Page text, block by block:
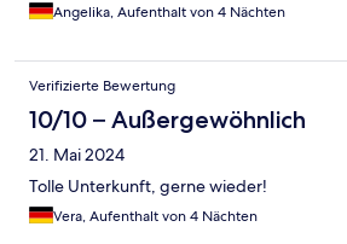
Angelika, Aufenthalt von 4 Nächten
Verifizierte Bewertung
10/10 – Außergewöhnlich
21. Mai 2024
Tolle Unterkunft, gerne wieder!
Vera, Aufenthalt von 4 Nächten